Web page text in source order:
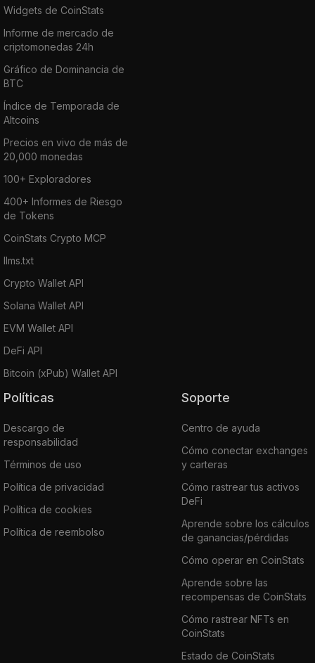
Widgets de CoinStats
Informe de mercado de
criptomonedas 24h
Gráfico de Dominancia de
BTC
Índice de Temporada de
Altcoins
Precios en vivo de más de
20,000 monedas
100+ Exploradores
400+ Informes de Riesgo
de Tokens
CoinStats Crypto MCP
llms.txt
Crypto Wallet API
Solana Wallet API
EVM Wallet API
DeFi API
Bitcoin (xPub) Wallet API
Políticas
Descargo de
responsabilidad
Términos de uso
Política de privacidad
Política de cookies
Política de reembolso
Soporte
Centro de ayuda
Cómo conectar exchanges
y carteras
Cómo rastrear tus activos
DeFi
Aprende sobre los cálculos
de ganancias/pérdidas
Cómo operar en CoinStats
Aprende sobre las
recompensas de CoinStats
Cómo rastrear NFTs en
CoinStats
Estado de CoinStats